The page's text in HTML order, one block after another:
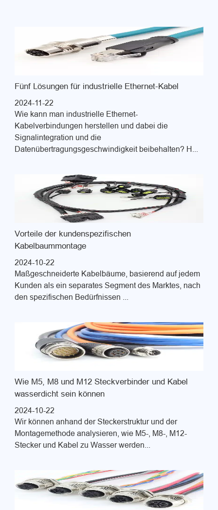
Fünf Lösungen für industrielle Ethernet-Kabel
2024-11-22
Wie kann man industrielle Ethernet-
Kabelverbindungen herstellen und dabei die
Signalintegration und die
Datenübertragungsgeschwindigkeit beibehalten? H...
Vorteile der kundenspezifischen
Kabelbaummontage
2024-10-22
Maßgeschneiderte Kabelbäume, basierend auf jedem
Kunden als ein separates Segment des Marktes, nach
den spezifischen Bedürfnissen ...
Wie M5, M8 und M12 Steckverbinder und Kabel
wasserdicht sein können
2024-10-22
Wir können anhand der Steckerstruktur und der
Montagemethode analysieren, wie M5-, M8-, M12-
Stecker und Kabel zu Wasser werden...